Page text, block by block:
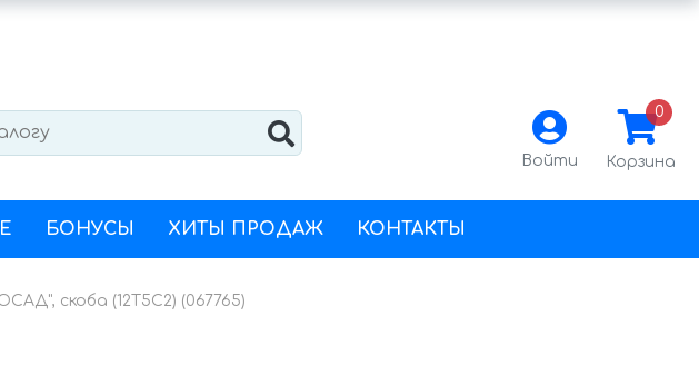
Войти
0
Корзина
БОНУСЫ ХИТЫ ПРОДАЖ КОНТАКТЫ
скоба (12Т5C2) (067765)